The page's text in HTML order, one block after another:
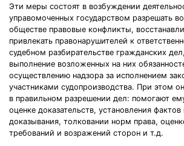
Эти меры состоят в возбуждении
управомоченных государством разрешать
обществе правовые конфликты,
привлекать правонарушителей к
судебном разбирательстве гражданских
выполнение возложенных на них
осуществлению надзора за исполнением
участниками судопроизводства. При этом
в правильном разрешении дел: помогают
оценке доказательств, установления
доказывания, толковании норм права,
требований и возражений сторон и т.д.